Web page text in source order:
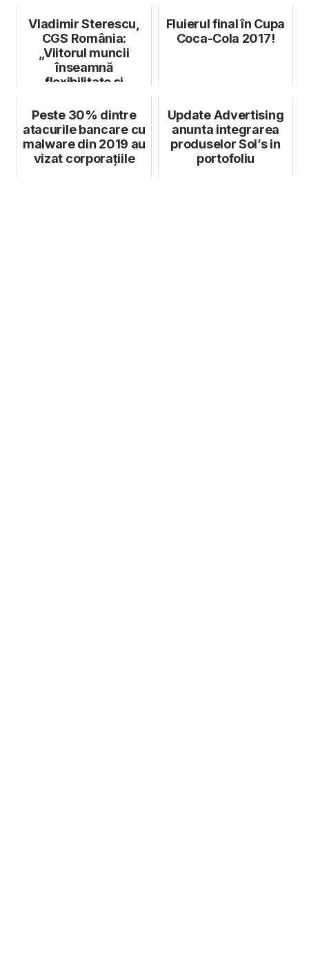
Vladimir Sterescu,
CGS România:
„Viitorul muncii
înseamnă
flexibilitate și
angajați”
Fluierul final în Cupa
Coca-Cola 2017!
Peste 30% dintre
atacurile bancare cu
malware din 2019 au
vizat corporațiile
Update Advertising
anunta integrarea
produselor Sol’s in
portofoliu